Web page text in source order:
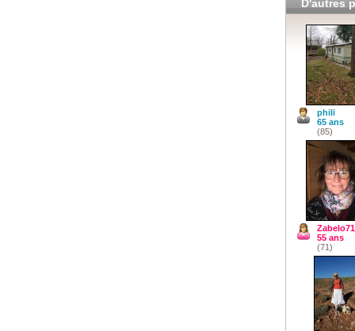
D'autres
phili
65 ans
(85)
Zabelo71
55 ans
(71)